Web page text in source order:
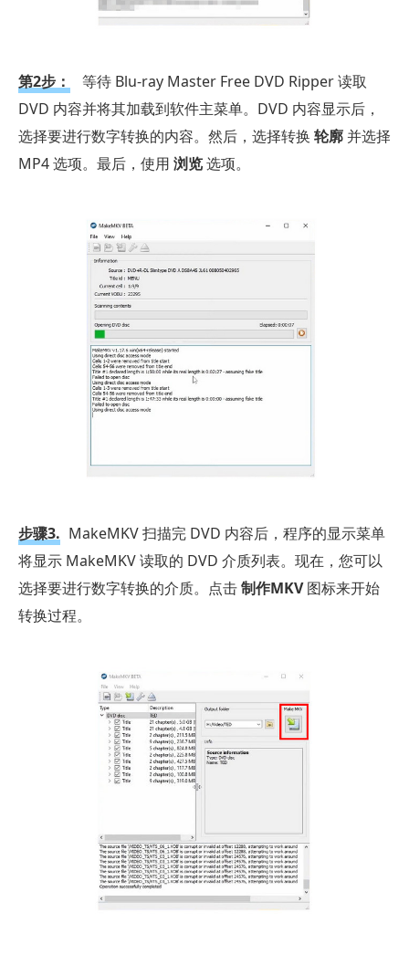
第2步：
等待 Blu-ray Master Free DVD Ripper 读取
DVD 内容并将其加载到软件主菜单。DVD 内容显示后，
选择要进行数字转换的内容。然后，选择转换 轮廓并选择
MP4 选项。最后，使用 浏览选项。
步骤3. MakeMKV 扫描完 DVD 内容后，程序的显示菜单
将显示 MakeMKV 读取的 DVD 介质列表。现在，您可以
选择要进行数字转换的介质。点击制作MKV图标来开始
转换过程。